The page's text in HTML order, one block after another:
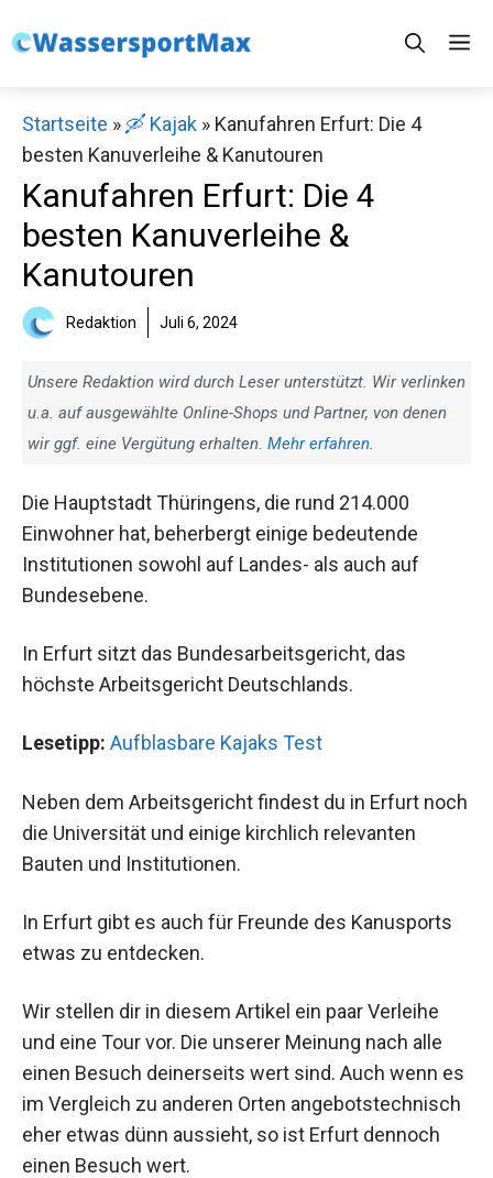
Inhalt
Startseite » 🛶 Kajak » Kanufahren Erfurt: Die 4
besten Kanuverleihe & Kanutouren
Kanufahren Erfurt: Die 4
besten Kanuverleihe &
Kanutouren
Redaktion Juli 6, 2024
Unsere Redaktion wird durch Leser unterstützt. Wir verlinken
u.a. auf ausgewählte Online-Shops und Partner, von denen
wir ggf. eine Vergütung erhalten. Mehr erfahren.
Die Hauptstadt Thüringens, die rund 214.000
Einwohner hat, beherbergt einige bedeutende
Institutionen sowohl auf Landes- als auch auf
Bundesebene.
In Erfurt sitzt das Bundesarbeitsgericht, das
höchste Arbeitsgericht Deutschlands.
Lesetipp: Aufblasbare Kajaks Test
Neben dem Arbeitsgericht findest du in Erfurt noch
die Universität und einige kirchlich relevanten
Bauten und Institutionen.
In Erfurt gibt es auch für Freunde des Kanusports
etwas zu entdecken.
Wir stellen dir in diesem Artikel ein paar Verleihe
und eine Tour vor. Die unserer Meinung nach alle
einen Besuch deinerseits wert sind. Auch wenn es
im Vergleich zu anderen Orten angebotstechnisch
eher etwas dünn aussieht, so ist Erfurt dennoch
einen Besuch wert.